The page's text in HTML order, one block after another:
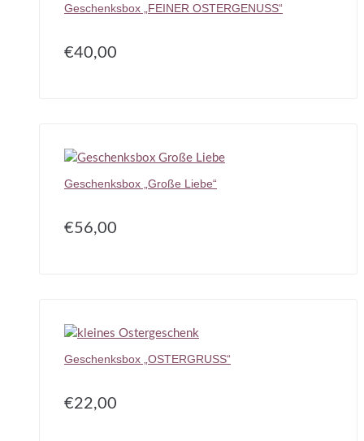
Geschenksbox „FEINER OSTERGENUSS“
€40,00
Geschenksbox „Große Liebe“
€56,00
Geschenksbox „OSTERGRUSS“
€22,00